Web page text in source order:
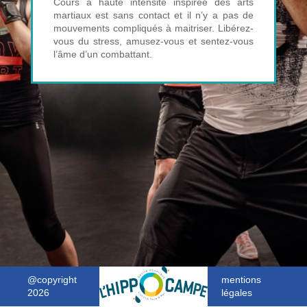
martiaux est sans contact et il n’y a pas de
mouvements compliqués à maitriser. Libérez-
vous du stress, amusez-vous et sentez-vous
l’âme d’un combattant.
@copyright
2026
mentions
légales